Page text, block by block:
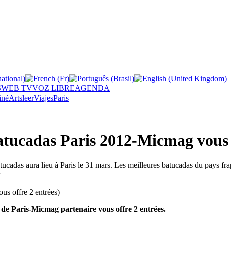
WEB TVVOZ LIBREAGENDA
ArtsleerViajesParis
Paris 2012-Micmag
aura lieu à Paris le 31 mars. Les meilleures batucadas du pays
offre 2 entrées)
Paris-Micmag partenaire vous offre 2 entrées.